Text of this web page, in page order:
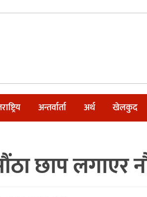
अन्तर्वार्ता अर्थ खेलकुद
छाप